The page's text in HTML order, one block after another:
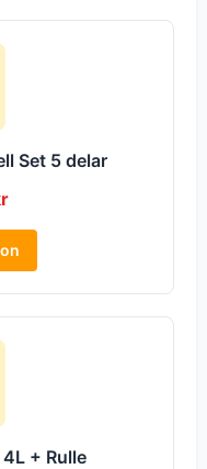
Set 5 delar
+ Rulle